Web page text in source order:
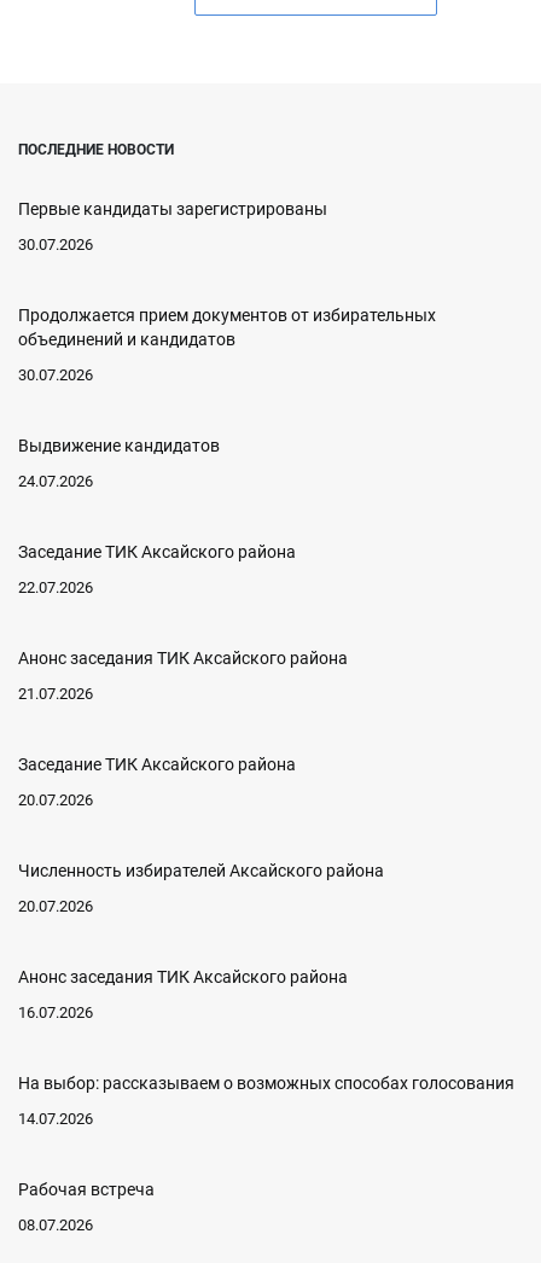
ПОСЛЕДНИЕ НОВОСТИ
Первые кандидаты зарегистрированы
30.07.2026
Продолжается прием документов от избирательных
объединений и кандидатов
30.07.2026
Выдвижение кандидатов
24.07.2026
Заседание ТИК Аксайского района
22.07.2026
Анонс заседания ТИК Аксайского района
21.07.2026
Заседание ТИК Аксайского района
20.07.2026
Численность избирателей Аксайского района
20.07.2026
Анонс заседания ТИК Аксайского района
16.07.2026
На выбор: рассказываем о возможных способах голосования
14.07.2026
Рабочая встреча
08.07.2026